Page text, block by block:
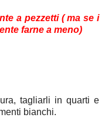
a pezzetti ( ma se i
farne a meno)
tagliarli in quarti e
bianchi.